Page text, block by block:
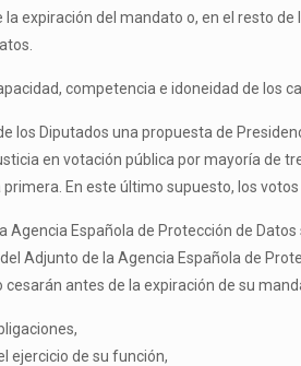
expiración del mandato o, en el resto
competencia e idoneidad de los
los Diputados una propuesta de
en votación pública por mayoría de
En este último supuesto, los
Agencia Española de Protección de
Adjunto de la Agencia Española de
cesarán antes de la expiración de su
ejercicio de su función,